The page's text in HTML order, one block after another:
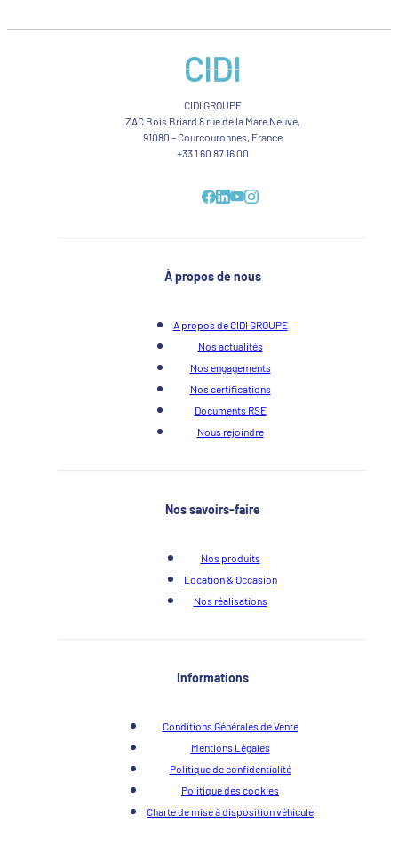
CIDI GROUPE
ZAC Bois Briard 8 rue de la Mare Neuve,
91080 – Courcouronnes, France
+33 1 60 87 16 00
À propos de nous
A propos de CIDI GROUPE
Nos actualités
Nos engagements
Nos certifications
Documents RSE
Nous rejoindre
Nos savoirs-faire
Nos produits
Location & Occasion
Nos réalisations
Informations
Conditions Générales de Vente
Mentions Légales
Politique de confidentialité
Politique des cookies
Charte de mise à disposition véhicule